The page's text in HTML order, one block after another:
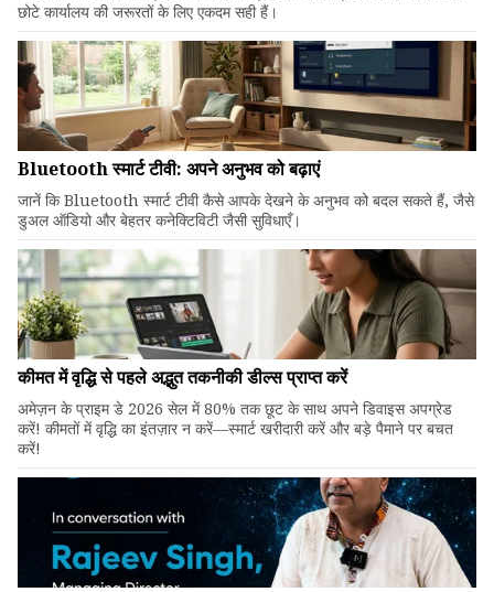
छोटे कार्यालय की जरूरतों के लिए एकदम सही हैं।
Bluetooth स्मार्ट टीवी: अपने अनुभव को बढ़ाएं
जानें कि Bluetooth स्मार्ट टीवी कैसे आपके देखने के अनुभव को बदल सकते हैं, जैसे
डुअल ऑडियो और बेहतर कनेक्टिविटी जैसी सुविधाएँ।
कीमत में वृद्धि से पहले अद्भुत तकनीकी डील्स प्राप्त करें
अमेज़न के प्राइम डे 2026 सेल में 80% तक छूट के साथ अपने डिवाइस अपग्रेड
करें! कीमतों में वृद्धि का इंतज़ार न करें—स्मार्ट खरीदारी करें और बड़े पैमाने पर बचत
करें!